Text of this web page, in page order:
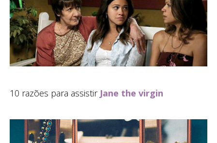
10 razões para assistir Jane the virgin